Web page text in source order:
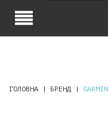
ГОЛОВНА БРЕНД GARMIN